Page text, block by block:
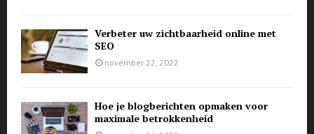
Verbeter uw zichtbaarheid online met
SEO
november 22, 2022
Hoe je blogberichten opmaken voor
maximale betrokkenheid